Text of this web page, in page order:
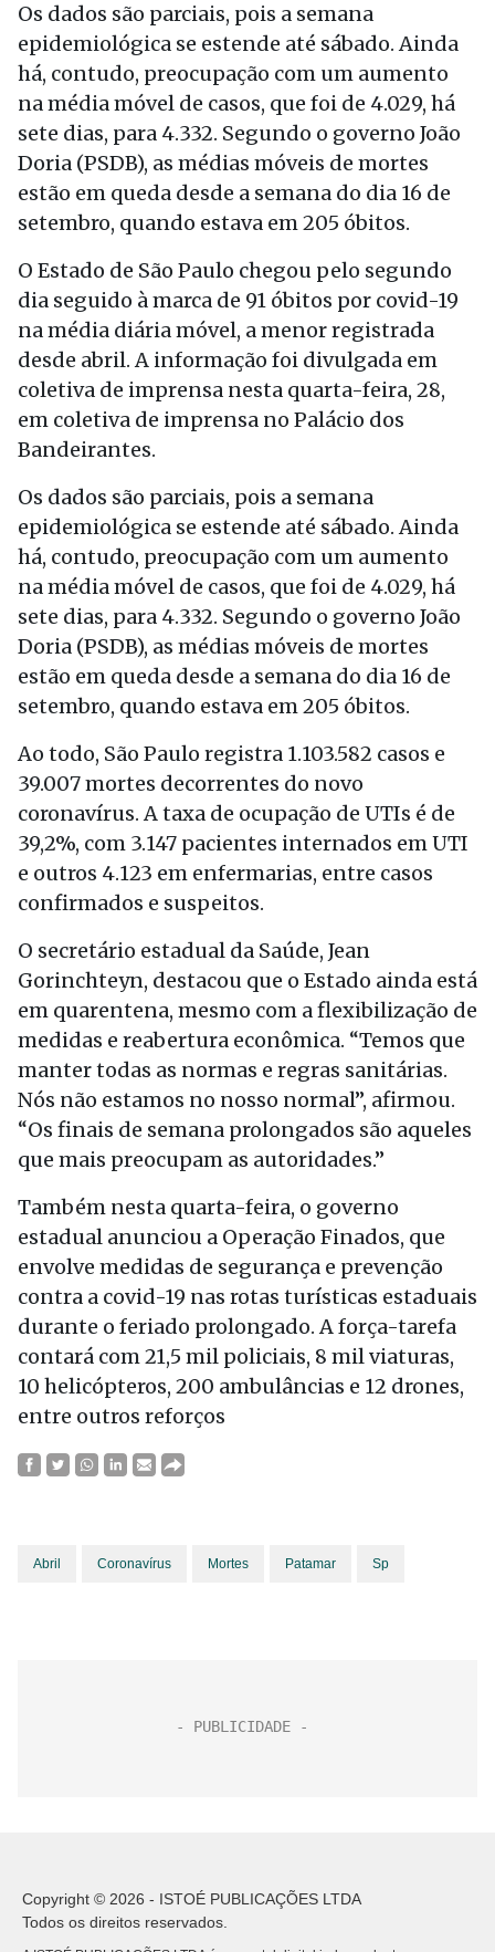
Os dados são parciais, pois a semana
epidemiológica se estende até sábado. Ainda
há, contudo, preocupação com um aumento
na média móvel de casos, que foi de 4.029, há
sete dias, para 4.332. Segundo o governo João
Doria (PSDB), as médias móveis de mortes
estão em queda desde a semana do dia 16 de
setembro, quando estava em 205 óbitos.
O Estado de São Paulo chegou pelo segundo
dia seguido à marca de 91 óbitos por covid-19
na média diária móvel, a menor registrada
desde abril. A informação foi divulgada em
coletiva de imprensa nesta quarta-feira, 28,
em coletiva de imprensa no Palácio dos
Bandeirantes.
Os dados são parciais, pois a semana
epidemiológica se estende até sábado. Ainda
há, contudo, preocupação com um aumento
na média móvel de casos, que foi de 4.029, há
sete dias, para 4.332. Segundo o governo João
Doria (PSDB), as médias móveis de mortes
estão em queda desde a semana do dia 16 de
setembro, quando estava em 205 óbitos.
Ao todo, São Paulo registra 1.103.582 casos e
39.007 mortes decorrentes do novo
coronavírus. A taxa de ocupação de UTIs é de
39,2%, com 3.147 pacientes internados em UTI
e outros 4.123 em enfermarias, entre casos
confirmados e suspeitos.
O secretário estadual da Saúde, Jean
Gorinchteyn, destacou que o Estado ainda está
em quarentena, mesmo com a flexibilização de
medidas e reabertura econômica. “Temos que
manter todas as normas e regras sanitárias.
Nós não estamos no nosso normal”, afirmou.
“Os finais de semana prolongados são aqueles
que mais preocupam as autoridades.”
Também nesta quarta-feira, o governo
estadual anunciou a Operação Finados, que
envolve medidas de segurança e prevenção
contra a covid-19 nas rotas turísticas estaduais
durante o feriado prolongado. A força-tarefa
contará com 21,5 mil policiais, 8 mil viaturas,
10 helicópteros, 200 ambulâncias e 12 drones,
entre outros reforços
Abril Coronavírus Mortes Patamar Sp
Copyright © 2026 - ISTOÉ PUBLICAÇÕES LTDA
Todos os direitos reservados.